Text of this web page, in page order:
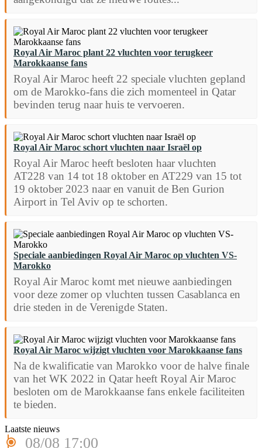
Royal Air Maroc plant 22 vluchten voor terugkeer
Marokkaanse fans
Royal Air Maroc heeft 22 speciale vluchten gepland
om de Marokko-fans die zich momenteel in Qatar
bevinden terug naar huis te vervoeren.
Royal Air Maroc schort vluchten naar Israël op
Royal Air Maroc heeft besloten haar vluchten
AT228 van 14 tot 18 oktober en AT229 van 15 tot
19 oktober 2023 naar en vanuit de Ben Gurion
Airport in Tel Aviv op te schorten.
Speciale aanbiedingen Royal Air Maroc op vluchten VS-
Marokko
Royal Air Maroc komt met nieuwe aanbiedingen
voor deze zomer op vluchten tussen Casablanca en
drie steden in de Verenigde Staten.
Royal Air Maroc wijzigt vluchten voor Marokkaanse fans
Na de kwalificatie van Marokko voor de halve finale
van het WK 2022 in Qatar heeft Royal Air Maroc
besloten om de Marokkaanse fans enkele faciliteiten
te bieden.
Laatste nieuws
08/08 17:00